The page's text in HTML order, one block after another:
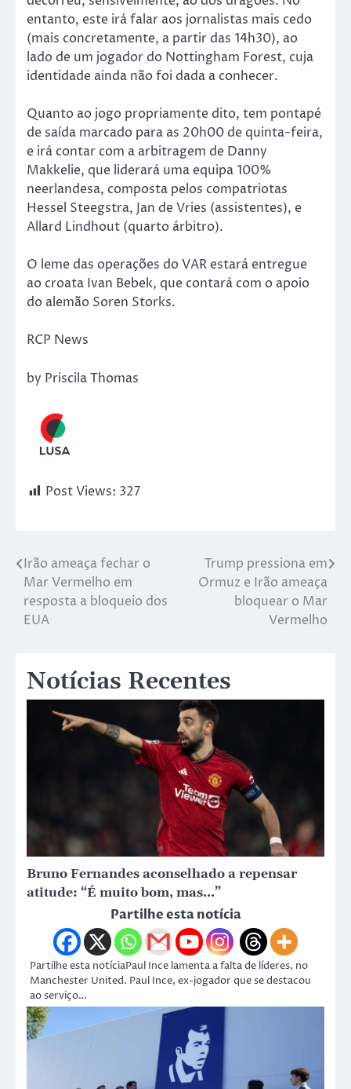
entanto, este irá falar aos jornalistas mais cedo
(mais concretamente, a partir das 14h30), ao
lado de um jogador do Nottingham Forest, cuja
identidade ainda não foi dada a conhecer.
Quanto ao jogo propriamente dito, tem pontapé
de saída marcado para as 20h00 de quinta-feira,
e irá contar com a arbitragem de Danny
Makkelie, que liderará uma equipa 100%
neerlandesa, composta pelos compatriotas
Hessel Steegstra, Jan de Vries (assistentes), e
Allard Lindhout (quarto árbitro).
O leme das operações do VAR estará entregue
ao croata Ivan Bebek, que contará com o apoio
do alemão Soren Storks.
RCP News
by Priscila Thomas
Post Views: 327
Irão ameaça fechar o
Mar Vermelho em
resposta a bloqueio dos
EUA
Trump pressiona em
Ormuz e Irão ameaça
bloquear o Mar
Vermelho
Notícias Recentes
Bruno Fernandes aconselhado a repensar
atitude: “É muito bom, mas…”
Partilhe esta notícia
Partilhe esta notíciaPaul Ince lamenta a falta de líderes, no
Manchester United. Paul Ince, ex-jogador que se destacou
ao serviço…